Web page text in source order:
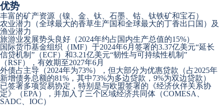
优势
丰富的矿产资源（镍、金、钛、石墨、钴、钛铁矿和宝石）
农业潜力（全球最大的香草生产国和全球最大的丁香出口国）及
渔业潜力
旅游业发展势头良好（2024年约占国内生产总值的15%）
国际货币基金组织（IMF）于2024年6月签署的3.37亿美元“延长
信贷机制”（ECF）和3.21亿美元“韧性与可持续性机制”
（RSF），有效期至2027年6月
外债占主导（2024年为73%），但大部分为优惠贷款（占2025年
新增债务总额的81%，其中73%为多边贷款，9%为双边贷款）
已签署多项贸易协定，特别是与欧盟签署的《经济伙伴关系协
定》（EPA），并加入了三个区域经济共同体（COMESA、
SADC、IOC）